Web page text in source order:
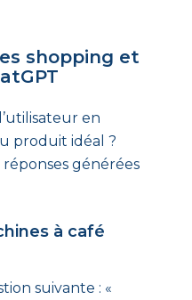
shopping et
en
produit idéal ?
réponses générées
à café
suivante : «